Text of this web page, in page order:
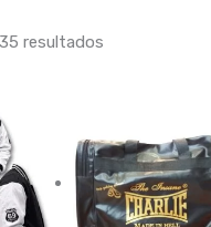
resultados